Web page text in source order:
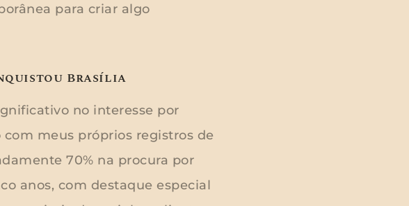
para criar algo
Brasília
no interesse por
com meus próprios registros de
70% na procura por
anos, com destaque especial